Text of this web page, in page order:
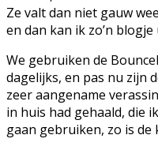
Ze valt dan niet gauw
en dan kan ik zo’n
We gebruiken de
dagelijks, en pas nu zijn
zeer aangename
in huis had gehaald, die
gaan gebruiken, zo is